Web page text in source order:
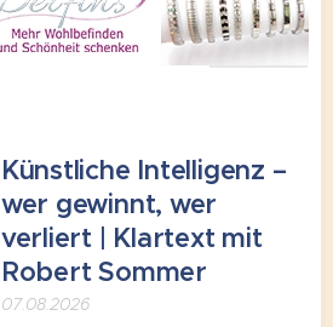
Künstliche Intelligenz –
wer gewinnt, wer
verliert | Klartext mit
Robert Sommer
07.08.2026